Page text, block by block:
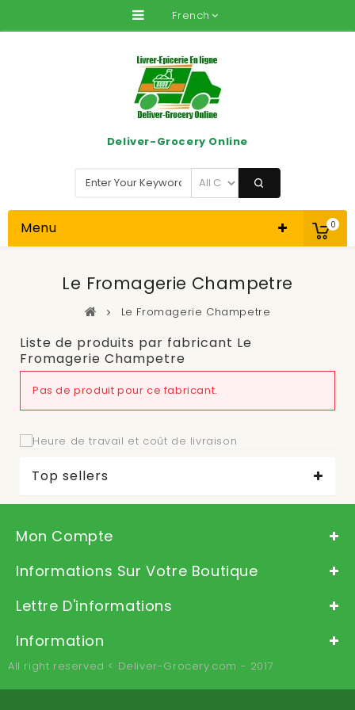
French
0
Deliver-Grocery Online
Menu
Le Fromagerie Champetre
Le Fromagerie Champetre
Liste de produits par fabricant Le
Fromagerie Champetre
Pas de produit pour ce fabricant.
Top sellers
Mon Compte
Informations Sur Votre Boutique
Lettre D'informations
Information
All right reserved < Deliver-Grocery.com - 2017